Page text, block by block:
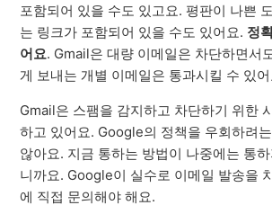
포함되어 있을 수도 있고요. 평판이 나쁜
는 링크가 포함되어 있을 수도 있어요. 정
어요. Gmail은 대량 이메일은 차단하면서
게 보내는 개별 이메일은 통과시킬 수 있
Gmail은 스팸을 감지하고 차단하기 위한
하고 있어요. Google의 정책을 우회하려
않아요. 지금 통하는 방법이 나중에는 통
니까요. Google이 실수로 이메일 발송을
에 직접 문의해야 해요.